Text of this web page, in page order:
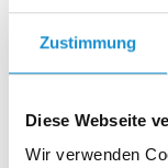
Zustimmung
Diese Webseite
Wir verwenden
Entscheidungen.
Angst in